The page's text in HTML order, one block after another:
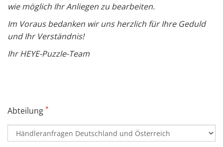
wie möglich Ihr Anliegen zu bearbeiten.
Im Voraus bedanken wir uns herzlich für Ihre Geduld
und Ihr Verständnis!
Ihr HEYE-Puzzle-Team
Abteilung *